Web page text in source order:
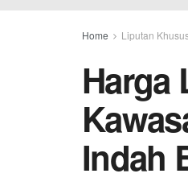
Home Liputan
Harga
Indah